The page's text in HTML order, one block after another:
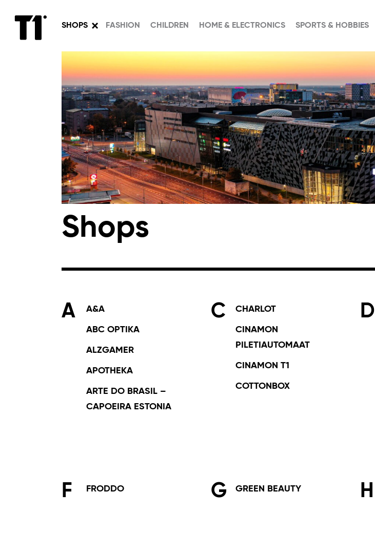
SHOPS FASHION CHILDREN HOME & ELECTRONICS SPORTS & HOBBIES
Shops
A A&A
ABC OPTIKA
ALZGAMER
APOTHEKA
ARTE DO BRASIL –
CAPOEIRA ESTONIA
C CHARLOT
CINAMON
PILETIAUTOMAAT
CINAMON T1
COTTONBOX
D
F FRODDO G GREEN BEAUTY H